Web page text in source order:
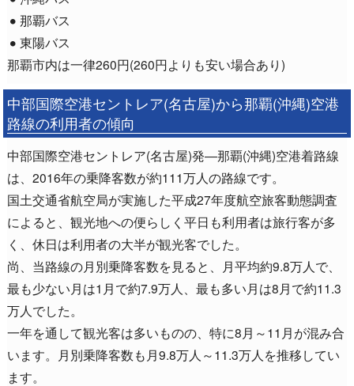
那覇バス
東陽バス
那覇市内は一律260円(260円よりも安い場合あり)
中部国際空港セントレア(名古屋)から那覇(沖縄)空港
路線の利用者の傾向
中部国際空港セントレア(名古屋)発―那覇(沖縄)空港着路線
は、2016年の乗降客数が約111万人の路線です。
国土交通省航空局が実施した平成27年度航空旅客動態調査
によると、観光地への便らしく平日も利用者は旅行客が多
く、休日は利用者の大半が観光客でした。
尚、当路線の月別乗降客数を見ると、月平均約9.8万人で、
最も少ない月は1月で約7.9万人、最も多い月は8月で約11.3
万人でした。
一年を通して観光客は多いものの、特に8月～11月が混み合
います。月別乗降客数も月9.8万人～11.3万人を推移してい
ます。